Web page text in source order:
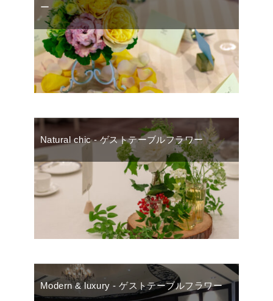
ー
Natural chic - ゲストテーブルフラワー
Modern & luxury - ゲストテーブルフラワー